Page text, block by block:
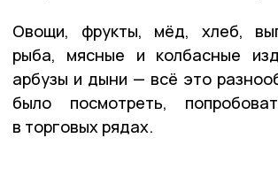
Овощи, фрукты, мёд, хлеб,
рыба, мясные и колбасные
арбузы и дыни — всё это
было посмотреть,
в торговых рядах.